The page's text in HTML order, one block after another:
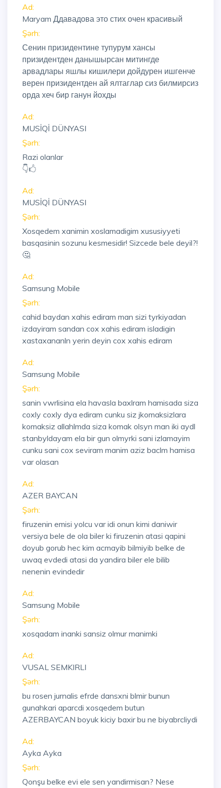
Ad:
Maryam Ддавадова это стих очен красивый
Şərh:
Сенин призидентине тупурум хансы
призидентден данышырсан митингде
арвадлары яшлы кишилери дойдурен ишгенче
верен призидентден ай ялтаглар сиз билмирсиз
орда хеч бир ганун йохды
Ad:
MUSİQİ DÜNYASI
Şərh:
Razi olanlar
👇🖒
Ad:
MUSİQİ DÜNYASI
Şərh:
Xosqedem xanimin xoslamadigim xususiyyeti
basqasinin sozunu kesmesidir! Sizcede bele deyil?!
🤔
Ad:
Samsung Mobile
Şərh:
cahid baydan xahis ediram man sizi tyrkiyadan
izdayiram sandan cox xahis ediram isladigin
xastaxananln yerin deyin cox xahis ediram
Ad:
Samsung Mobile
Şərh:
sanin vwrlisina ela havasla baxlram hamisada siza
coxly coxly dya ediram cunku siz jkomaksizlara
komaksiz allahlmda siza komak olsyn man iki aydl
stanbyldayam ela bir gun olmyrki sani izlamayim
cunku sani cox seviram manim aziz baclm hamisa
var olasan
Ad:
AZER BAYCAN
Şərh:
firuzenin emisi yolcu var idi onun kimi daniwir
versiya bele de ola biler ki firuzenin atasi qapini
doyub gorub hec kim acmayib bilmiyib belke de
uwaq evdedi atasi da yandira biler ele bilib
nenenin evindedir
Ad:
Samsung Mobile
Şərh:
xosqadam inanki sansiz olmur manimki
Ad:
VUSAL SEMKIRLI
Şərh:
bu rosen jurnalis efrde dansxni blmir bunun
gunahkari aparcdi xosqedem butun
AZERBAYCAN boyuk kiciy baxir bu ne biyabrcliydi
Ad:
Ayka Ayka
Şərh:
Qonşu belke evi ele sen yandirmisan? Nese